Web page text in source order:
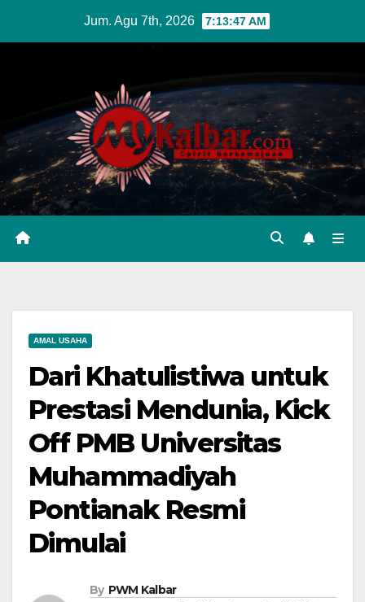
Jum. Agu 7th, 2026 7:13:48 AM
AMAL USAHA
Dari Khatulistiwa untuk
Prestasi Mendunia, Kick
Off PMB Universitas
Muhammadiyah
Pontianak Resmi
Dimulai
By PWM Kalbar